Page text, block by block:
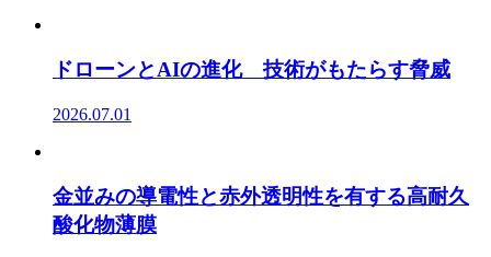
ドローンとAIの進化 技術がもたらす脅威
2026.07.01
金並みの導電性と赤外透明性を有する高耐久
酸化物薄膜